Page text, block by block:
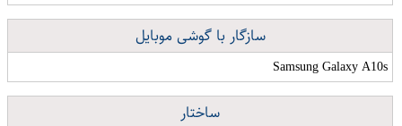
سازگار با گوشی موبایل
Samsung Galaxy A10s
ساختار